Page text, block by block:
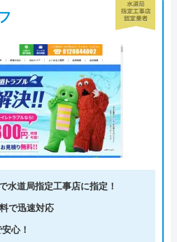
水道局指定工事店に指定！
で迅速対応
心！